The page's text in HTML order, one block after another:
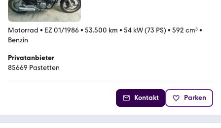
Motorrad • EZ 01/1986• 53.500 km • 54 kW (73 PS) • 592 cm³•
Benzin
Privatanbieter
85669 Pastetten
Kontakt Parken